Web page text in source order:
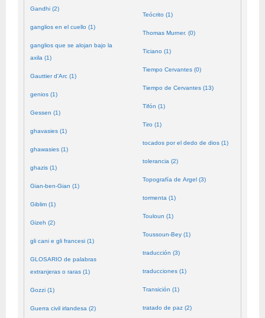
Gandhi (2)
ganglios en el cuello (1)
ganglios que se alojan bajo la
axila (1)
Gauttier d'Arc (1)
genios (1)
Gessen (1)
ghavasies (1)
ghawasies (1)
ghazis (1)
Gian-ben-Gian (1)
Giblim (1)
Gizeh (2)
gli cani e gli francesi (1)
GLOSARIO de palabras
extranjeras o raras (1)
Gozzi (1)
Guerra civil irlandesa (2)
Teócrito (1)
Thomas Murner. (0)
Ticiano (1)
Tiempo Cervantes (0)
Tiempo de Cervantes (13)
Tifón (1)
Tiro (1)
tocados por el dedo de dios (1)
tolerancia (2)
Topografía de Argel (3)
tormenta (1)
Touloun (1)
Toussoun-Bey (1)
traducción (3)
traducciones (1)
Transición (1)
tratado de paz (2)